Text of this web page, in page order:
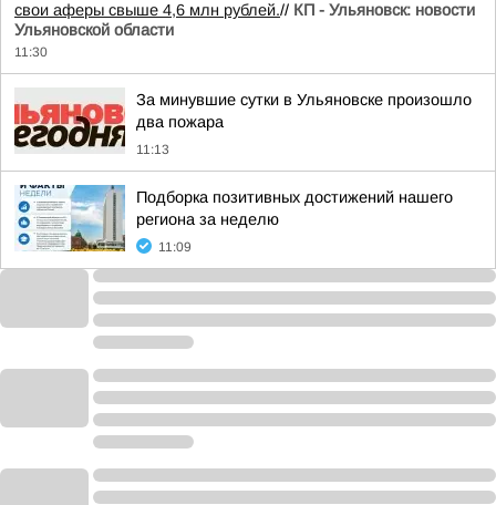
свои аферы свыше 4,6 млн рублей.// КП - Ульяновск: новости
Ульяновской области
11:30
За минувшие сутки в Ульяновске произошло
два пожара
11:13
Подборка позитивных достижений нашего
региона за неделю
11:09